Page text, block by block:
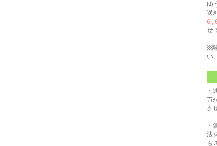
ゆ
送
せ
※
い
・
万
さ
・
法
ら